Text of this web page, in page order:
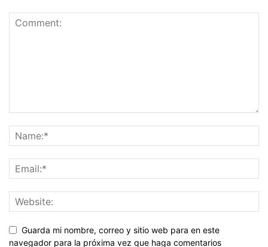
Guarda mi nombre, correo y sitio web para en este
navegador para la próxima vez que haga comentarios